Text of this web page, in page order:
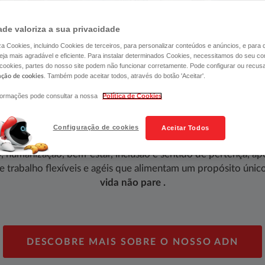
melhor num lugar onde
humanização, bem-estar, inclusão e sentido de pertença,
trabalho flexíveis e agéis que alimentam um propósito
vida não pare .
DESCOBRE MAIS SOBRE O NOSSO ADN
valoriza a sua privacidade
Cookies, incluindo Cookies de terceiros, para personalizar conteúdos e anúncios, e para
mais agradável e eficiente. Para instalar determinados Cookies, necessitamos do seu
partes do nosso site podem não funcionar corretamente. Pode configurar ou
de cookies . Também pode aceitar todos, através do botão 'Aceitar'.
pode consultar a nossa Política de Cookies
Aceitar Todos
Configuração de cookies